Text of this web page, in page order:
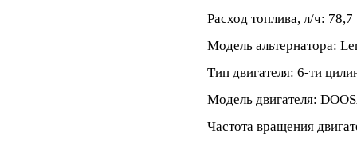
Расход топлива, л/ч: 78,7
Модель альтернатора:
Тип двигателя: 6-ти
Модель двигателя:
Частота вращения